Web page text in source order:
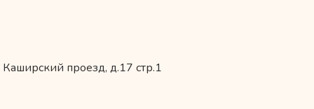
проезд, д.17 стр.1